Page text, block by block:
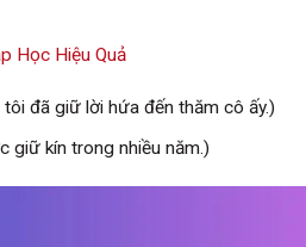
Học Hiệu Quả
đã giữ lời hứa đến thăm cô ấy.)
giữ kín trong nhiều năm.)